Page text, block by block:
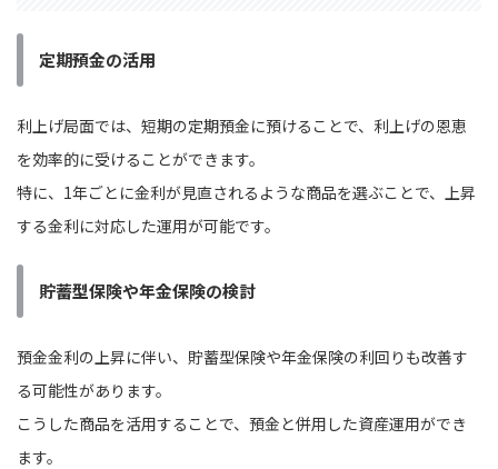
定期預金の活用
利上げ局面では、短期の定期預金に預けることで、利上げの恩恵
を効率的に受けることができます。
特に、1年ごとに金利が見直されるような商品を選ぶことで、上昇
する金利に対応した運用が可能です。
貯蓄型保険や年金保険の検討
預金金利の上昇に伴い、貯蓄型保険や年金保険の利回りも改善す
る可能性があります。
こうした商品を活用することで、預金と併用した資産運用ができ
ます。